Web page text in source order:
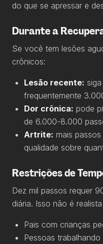
do que se apressar e
Durante a
Se você tem lesões
crônicos:
Lesão recente:
frequentemente
Dor crônica: pode
de 6.000-8.000
Artrite: mais
qualidade sobre
Restrições de
Dez mil passos requer
diária. Isso não é
Pais com crianças
Pessoas